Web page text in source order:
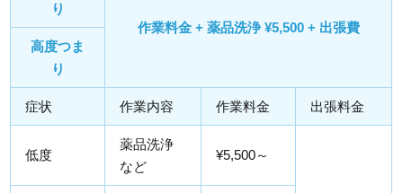
り
作業料金 + 薬品洗浄 ¥5,500 + 出張費
高度つま
り
症状 作業内容 作業料金 出張料金
低度
薬品洗浄
など
¥5,500～